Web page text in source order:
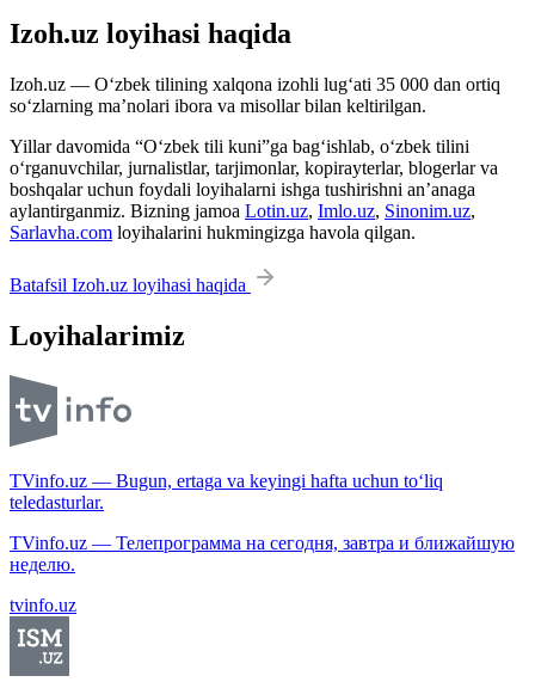
Izoh.uz loyihasi haqida
Izoh.uz — O‘zbek tilining xalqona izohli lug‘ati 35 000 dan ortiq
so‘zlarning ma’nolari ibora va misollar bilan keltirilgan.
Yillar davomida “O‘zbek tili kuni”ga bag‘ishlab, o‘zbek tilini
o‘rganuvchilar, jurnalistlar, tarjimonlar, kopirayterlar, blogerlar va
boshqalar uchun foydali loyihalarni ishga tushirishni an’anaga
aylantirganmiz. Bizning jamoa Lotin.uz, Imlo.uz, Sinonim.uz,
Sarlavha.com loyihalarini hukmingizga havola qilgan.
Batafsil Izoh.uz loyihasi haqida
Loyihalarimiz
TVinfo.uz — Bugun, ertaga va keyingi hafta uchun to‘liq
teledasturlar.
TVinfo.uz — Телепрограмма на сегодня, завтра и ближайшую
неделю.
tvinfo.uz